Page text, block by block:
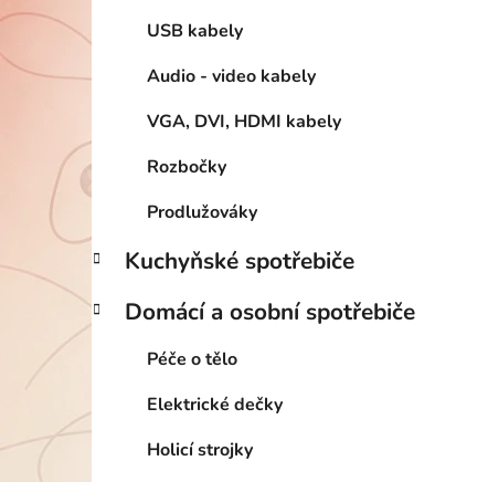
USB kabely
Audio - video kabely
VGA, DVI, HDMI kabely
Rozbočky
Prodlužováky
Kuchyňské spotřebiče
Domácí a osobní spotřebiče
Péče o tělo
Elektrické dečky
Holicí strojky